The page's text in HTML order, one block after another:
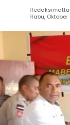
Rabu, Oktober